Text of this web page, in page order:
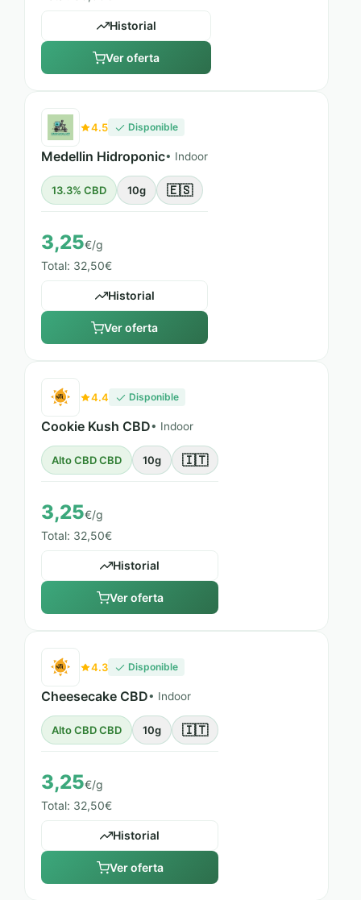
Historial
Ver oferta
4.5 Disponible
Medellin Hidroponic• Indoor
13.3% CBD 10g 🇪🇸
3,25€/g
Total: 32,50€
Historial
Ver oferta
4.4 Disponible
Cookie Kush CBD• Indoor
Alto CBD CBD 10g 🇮🇹
3,25€/g
Total: 32,50€
Historial
Ver oferta
4.3 Disponible
Cheesecake CBD• Indoor
Alto CBD CBD 10g 🇮🇹
3,25€/g
Total: 32,50€
Historial
Ver oferta